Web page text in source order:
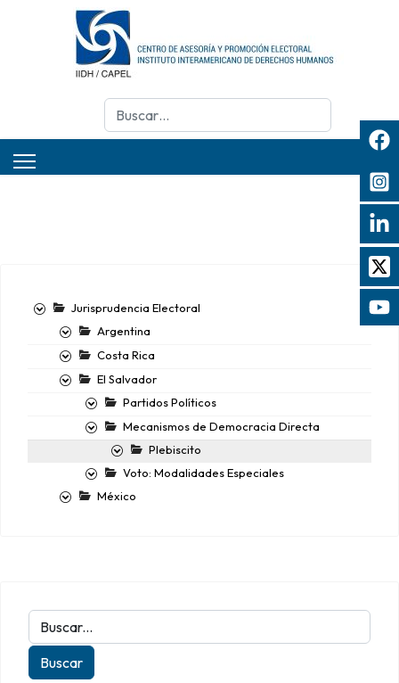
Buscar
Jurisprudencia Electoral
Argentina
Costa Rica
El Salvador
Partidos Políticos
Mecanismos de Democracia Directa
Plebiscito
Voto: Modalidades Especiales
México